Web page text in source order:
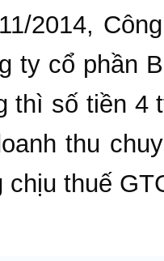
2014,
ty cổ phần
thì số tiền 4
thu
thuế